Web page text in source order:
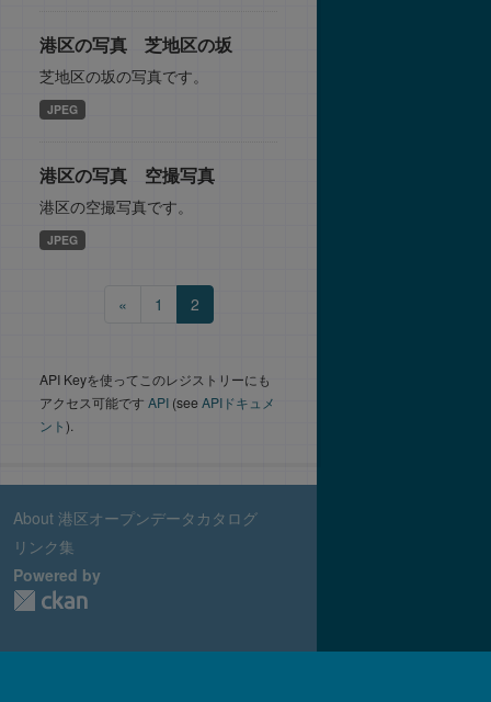
港区の写真 芝地区の坂
芝地区の坂の写真です。
JPEG
港区の写真 空撮写真
港区の空撮写真です。
JPEG
« 1 2
API Keyを使ってこのレジストリーにも
アクセス可能です API (see APIドキュメ
ント).
About 港区オープンデータカタログ
リンク集
Powered by